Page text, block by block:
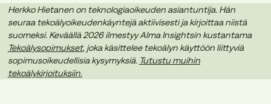
Herkko Hietanen on teknologiaoikeuden asiantuntija. Hän
seuraa tekoälyoikeudenkäyntejä aktiivisesti ja kirjoittaa niistä
suomeksi. Keväällä 2026 ilmestyy Alma Insightsin kustantama
Tekoälysopimukset, joka käsittelee tekoälyn käyttöön liittyviä
sopimusoikeudellisia kysymyksiä. Tutustu muihin
tekoälykirjoituksiin.